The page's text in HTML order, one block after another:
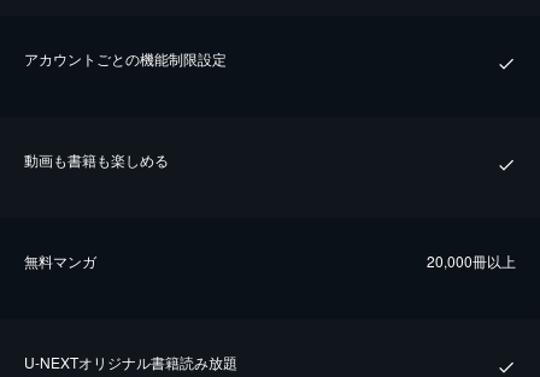
アカウントごとの機能制限設定
動画も書籍も楽しめる
無料マンガ 20,000冊以上
U-NEXTオリジナル書籍読み放題